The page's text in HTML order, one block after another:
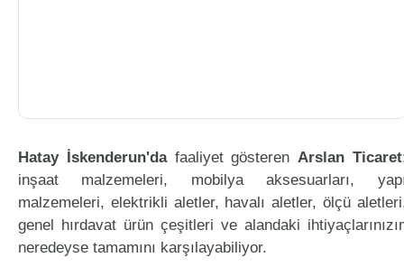
Hatay İskenderun'dafaaliyet gösterenArslan Ticaret
inşaat malzemeleri, mobilya aksesuarları,
malzemeleri, elektrikli aletler, havalı aletler, ölçü
genel hırdavat ürün çeşitleri ve alandaki
neredeyse tamamını karşılayabiliyor.